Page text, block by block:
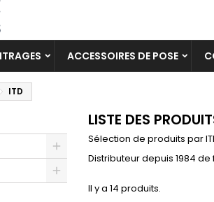
ACCESSOIRES DE POSE
ITD
LISTE DES
Sélection de produits par
Distributeur depuis 1984
Il y a 14 produits.